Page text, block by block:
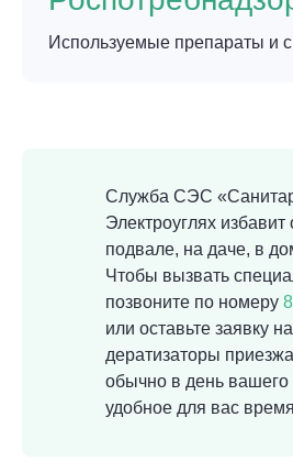
Используемые препараты и
Служба СЭС
Электроуглях
подвале, на даче, в
Чтобы вызвать
позвоните по номеру
или оставьте заявку
дератизаторы
обычно в день вашего
удобное для вас